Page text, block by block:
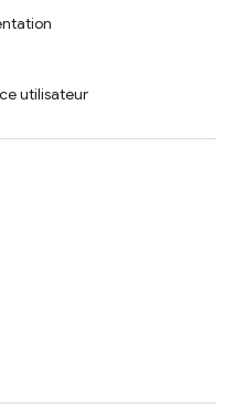
utilisateur